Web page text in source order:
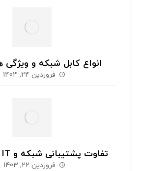
انواع کابل شبکه و
فروردین 24, 1403
تفاوت پشتیبانی شبکه و IT در چیست؟
فروردین 22, 1403